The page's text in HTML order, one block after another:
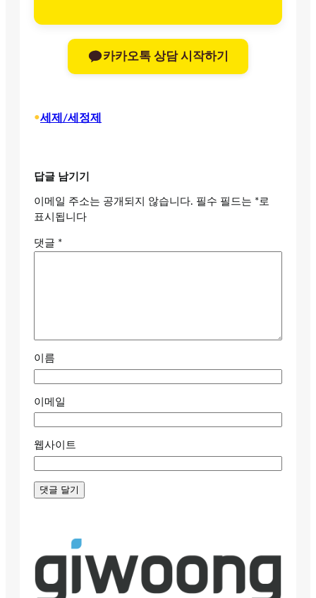
카카오톡 상담 시작하기
•세제/세정제
답글 남기기
이메일 주소는 공개되지 않습니다. 필수 필드는 *로
표시됩니다
댓글 *
이름
이메일
웹사이트